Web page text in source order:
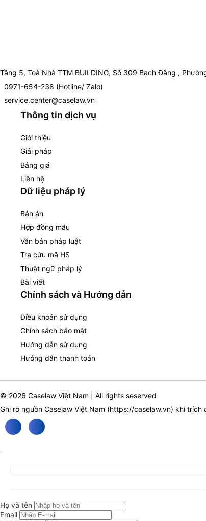
Tầng 5, Toà Nhà TTM BUILDING, Số 309 Bạch Đằng ,
0971-654-238 (Hotline/ Zalo)
service.center@caselaw.vn
Thông tin dịch vụ
Giới thiệu
Giải pháp
Bảng giá
Liên hệ
Dữ liệu pháp lý
Bản án
Hợp đồng mẫu
Văn bản pháp luật
Tra cứu mã HS
Thuật ngữ pháp lý
Bài viết
Chính sách và Hướng dẫn
Điều khoản sử dụng
Chính sách bảo mật
Hướng dẫn sử dụng
Hướng dẫn thanh toán
© 2026 Caselaw Việt Nam | All rights seserved
Ghi rõ nguồn Caselaw Việt Nam (https://caselaw.vn) khi trích
Họ và tên
Email